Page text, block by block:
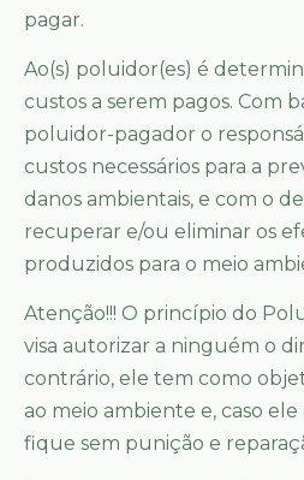
pagar.
Ao(s) poluidor(es) é
custos a serem pagos. Com
poluidor-pagador o
custos necessários para a
danos ambientais, e com o
recuperar e/ou eliminar os
produzidos para o meio
Atenção!!! O princípio do
visa autorizar a ninguém o
contrário, ele tem como
ao meio ambiente e, caso
fique sem punição e